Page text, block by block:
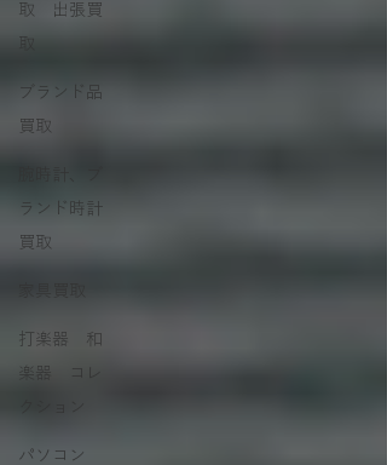
取 出張買
ブランド品
買取
ランド時計
買取
打楽器 和
楽器 コレ
パソコン